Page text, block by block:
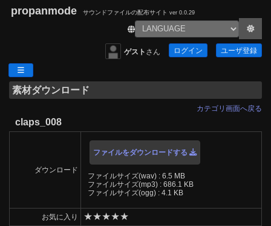
propanmode サウンドファイルの配布サイト ver 0.0.29
ゲスト さん ログイン ユーザ登録
素材ダウンロード
カテゴリ画面へ戻る
claps_008
ダウンロード
ファイルをダウンロードする
ファイルサイズ(wav) : 6.5 MB
ファイルサイズ(mp3) : 686.1 KB
ファイルサイズ(ogg) : 4.1 KB
お気に入り ★★★★★